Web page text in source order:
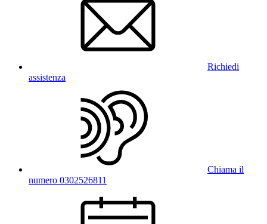
Richiedi
assistenza
Chiama il
numero 0302526811